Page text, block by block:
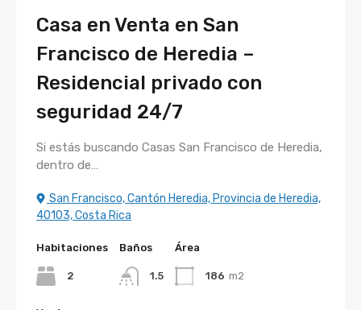
Casa en Venta en San
Francisco de Heredia –
Residencial privado con
seguridad 24/7
Si estás buscando Casas San Francisco de Heredia,
dentro de…
San Francisco, Cantón Heredia, Provincia de Heredia,
40103, Costa Rica
Habitaciones
2
Baños
1.5
Área
186 m2